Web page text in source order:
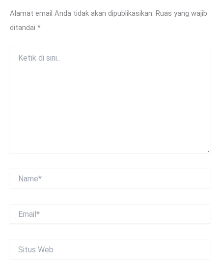
Alamat email Anda tidak akan dipublikasikan. Ruas yang wajib
ditandai *
Web